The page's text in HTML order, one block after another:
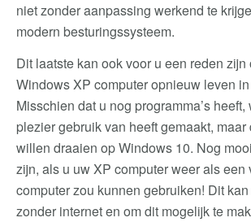
niet zonder aanpassing werkend te
modern besturingssysteem.
Dit laatste kan ook voor u een reden
Windows XP computer opnieuw leven
Misschien dat u nog programma’s
plezier gebruik van heeft gemaakt,
willen draaien op Windows 10. Nog
zijn, als u uw XP computer weer als
computer zou kunnen gebruiken! Dit
zonder internet en om dit mogelijk te